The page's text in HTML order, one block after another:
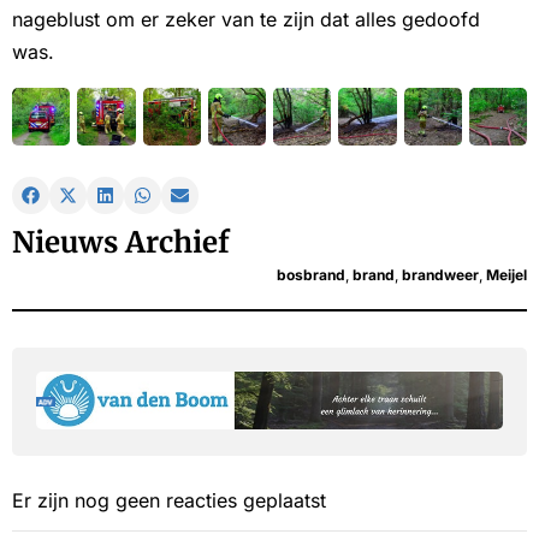
nageblust om er zeker van te zijn dat alles gedoofd
was.
Nieuws Archief
bosbrand brand brandweer Meijel
Er zijn nog geen reacties geplaatst